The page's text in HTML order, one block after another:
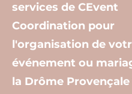
services de CEvent
Coordination pour
l'organisation de
événement ou
la Drôme Provençale